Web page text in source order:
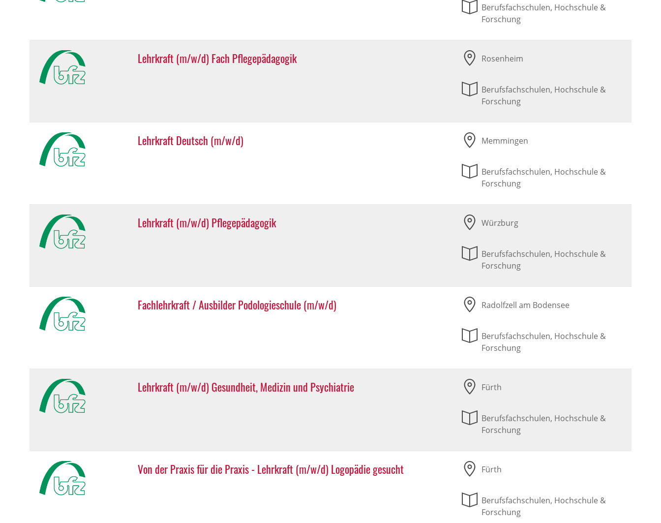
Berufsfachschulen, Hochschule &
Forschung
Lehrkraft (m/w/d) Fach Pflegepädagogik Rosenheim
Berufsfachschulen, Hochschule &
Forschung
Lehrkraft Deutsch (m/w/d) Memmingen
Berufsfachschulen, Hochschule &
Forschung
Lehrkraft (m/w/d) Pflegepädagogik Würzburg
Berufsfachschulen, Hochschule &
Forschung
Fachlehrkraft / Ausbilder Podologieschule (m/w/d) Radolfzell am Bodensee
Berufsfachschulen, Hochschule &
Forschung
Lehrkraft (m/w/d) Gesundheit, Medizin und Psychiatrie Fürth
Berufsfachschulen, Hochschule &
Forschung
Von der Praxis für die Praxis - Lehrkraft (m/w/d) Logopädie gesucht Fürth
Berufsfachschulen, Hochschule &
Forschung